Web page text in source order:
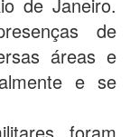
de Janeiro.
de
áreas e
e se